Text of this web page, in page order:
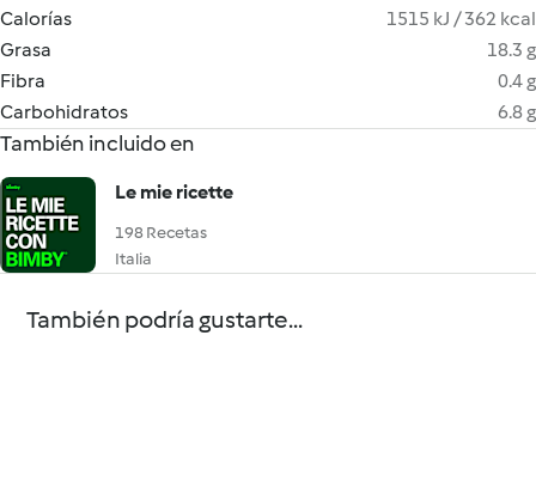
Calorías
1515 kJ / 362 kcal
Grasa
18.3 g
Fibra
0.4 g
Carbohidratos
6.8 g
También incluido en
Le mie ricette
198 Recetas
Italia
También podría gustarte...